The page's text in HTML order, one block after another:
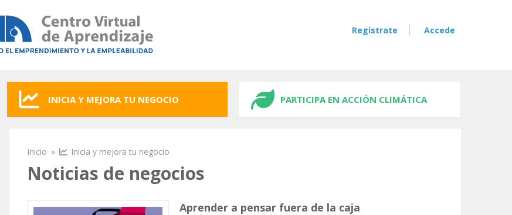
Regístrate Accede
INICIA Y MEJORA TU NEGOCIO PARTICIPA EN ACCIÓN CLIMÁTICA
Se encuentra usted aquí
Inicio » Inicia y mejora tu negocio
Noticias de negocios
Aprender a pensar fuera de la caja